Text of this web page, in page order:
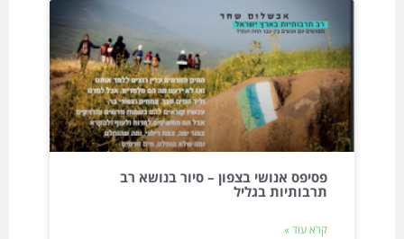
פסיפס אנושי בצפון – סיור בנושא רב
תרבותיות בגליל
קרא עוד »